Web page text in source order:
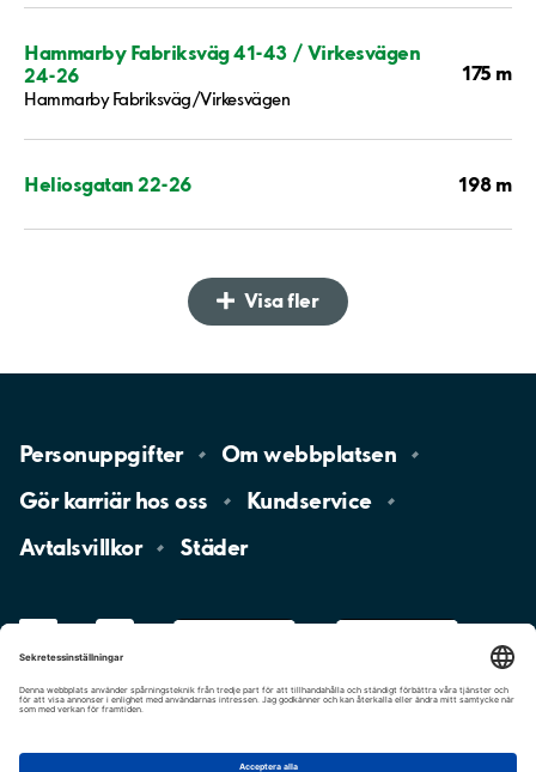
Hammarby Fabriksväg 41-43 / Virkesvägen
24-26
Hammarby Fabriksväg/Virkesvägen
175 m
Heliosgatan 22-26 198 m
Visa fler
Personuppgifter Omwebbplatsen
Gör karriär hososs
Kundservice
Avtalsvillkor
Städer